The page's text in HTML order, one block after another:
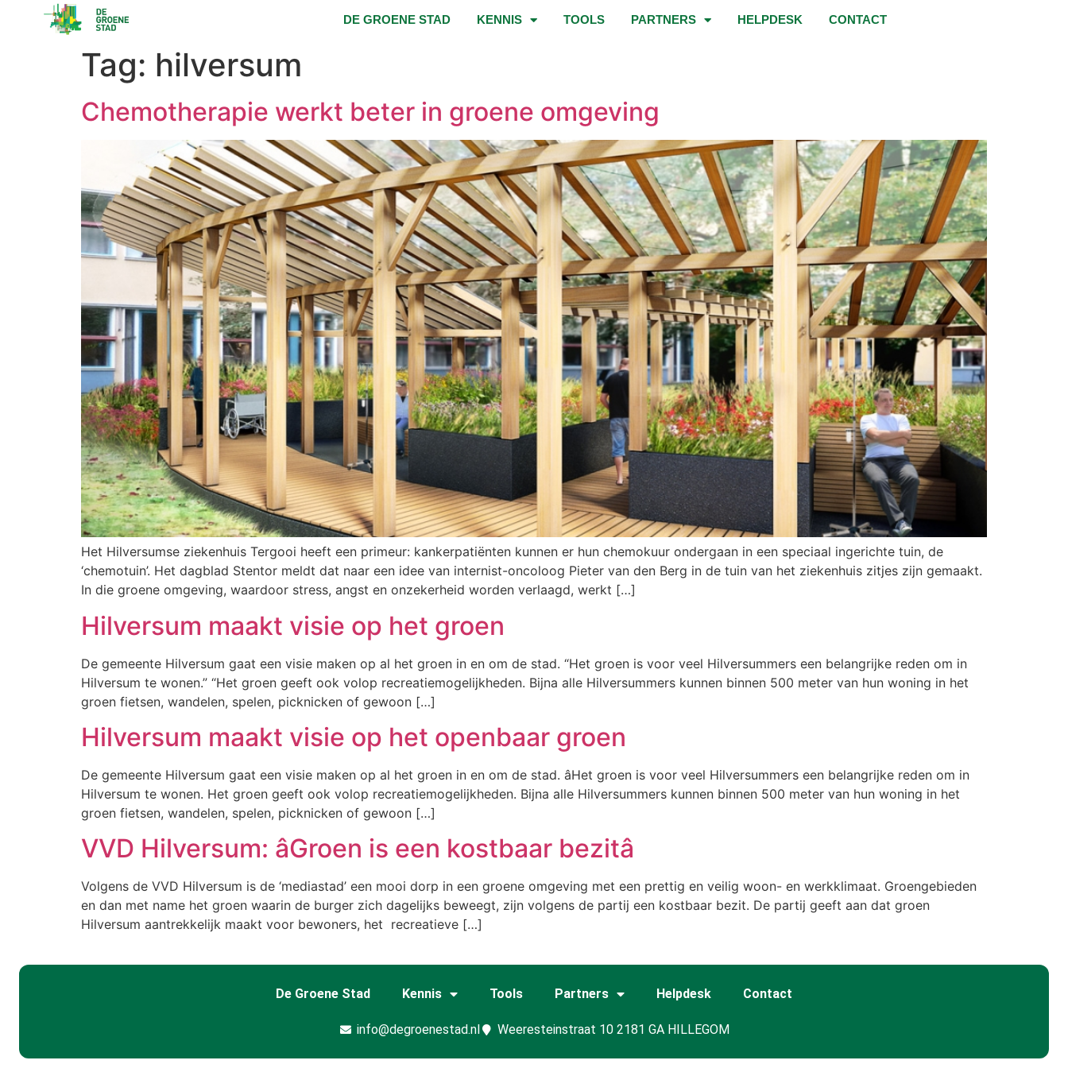
DE GROENE STAD KENNIS TOOLS PARTNERS HELPDESK CONTACT
Tag: hilversum
Chemotherapie werkt beter in groene omgeving
Het Hilversumse ziekenhuis Tergooi heeft een primeur: kankerpatiënten kunnen er hun chemokuur ondergaan in een speciaal ingerichte tuin, de
‘chemotuin’. Het dagblad Stentor meldt dat naar een idee van internist-oncoloog Pieter van den Berg in de tuin van het ziekenhuis zitjes zijn gemaakt.
In die groene omgeving, waardoor stress, angst en onzekerheid worden verlaagd, werkt […]
Hilversum maakt visie op het groen
De gemeente Hilversum gaat een visie maken op al het groen in en om de stad. “Het groen is voor veel Hilversummers een belangrijke reden om in
Hilversum te wonen.” “Het groen geeft ook volop recreatiemogelijkheden. Bijna alle Hilversummers kunnen binnen 500 meter van hun woning in het
groen fietsen, wandelen, spelen, picknicken of gewoon […]
Hilversum maakt visie op het openbaar groen
De gemeente Hilversum gaat een visie maken op al het groen in en om de stad. âHet groen is voor veel Hilversummers een belangrijke reden om in
Hilversum te wonen. Het groen geeft ook volop recreatiemogelijkheden. Bijna alle Hilversummers kunnen binnen 500 meter van hun woning in het
groen fietsen, wandelen, spelen, picknicken of gewoon […]
VVD Hilversum: âGroen is een kostbaar bezitâ
Volgens de VVD Hilversum is de ‘mediastad’ een mooi dorp in een groene omgeving met een prettig en veilig woon- en werkklimaat. Groengebieden
en dan met name het groen waarin de burger zich dagelijks beweegt, zijn volgens de partij een kostbaar bezit. De partij geeft aan dat groen
Hilversum aantrekkelijk maakt voor bewoners, het recreatieve […]
De Groene Stad Kennis Tools Partners Helpdesk Contact
info@degroenestad.nl Weeresteinstraat 10 2181 GA HILLEGOM